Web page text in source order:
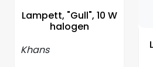
Lampett, "Gull", 10 W
halogen
Khans
Styrning/kontroll
Verktyg